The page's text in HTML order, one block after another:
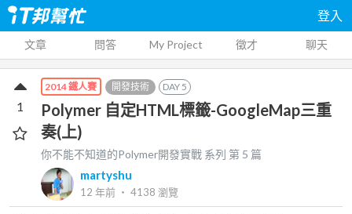
登入
文章 問答 My Project 徵才 聊天
2014 鐵人賽 開發技術 DAY5
Polymer 自定HTML標籤-GoogleMap三重
奏(上)
你不能不知道的Polymer開發實戰 系列 第 5 篇
martyshu
12 年前 ‧ 4138 瀏覽
1